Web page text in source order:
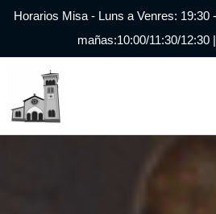
Horarios Misa - Luns a Venres: 19:30
mañas:10:00/11:30/12:30